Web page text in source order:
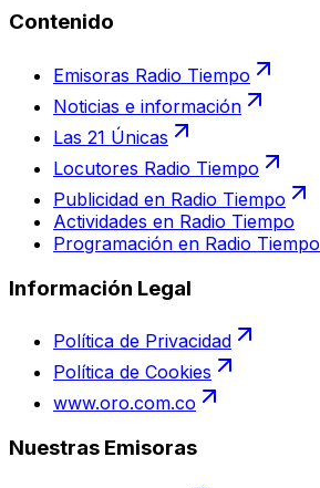
Contenido
Emisoras Radio Tiempo
Noticias e información
Las 21 Únicas
Locutores Radio Tiempo
Publicidad en Radio Tiempo
Actividades en Radio Tiempo
Programación en Radio Tiempo
Información Legal
Política de Privacidad
Política de Cookies
www.oro.com.co
Nuestras Emisoras